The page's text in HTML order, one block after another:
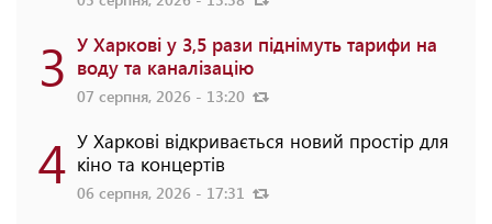
3 У Харкові у 3,5 рази піднімуть тарифи на
воду та каналізацію
07 серпня, 2026 - 13:20
4 У Харкові відкривається новий простір для
кіно та концертів
06 серпня, 2026 - 17:31